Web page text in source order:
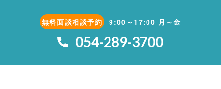
無料面談相談予約 9:00～17:00 月～金
054-289-3700